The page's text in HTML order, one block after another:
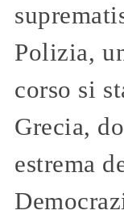
Polizia,
corso si
Grecia,
estrema